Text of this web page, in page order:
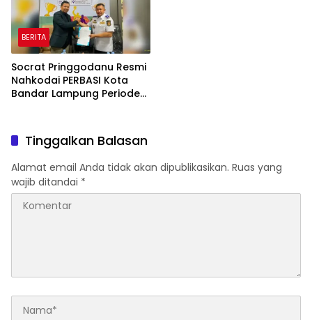
BERITA
Socrat Pringgodanu Resmi
Nahkodai PERBASI Kota
Bandar Lampung Periode
Tinggalkan Balasan
Alamat email Anda tidak akan dipublikasikan. Ruas yang
wajib ditandai *